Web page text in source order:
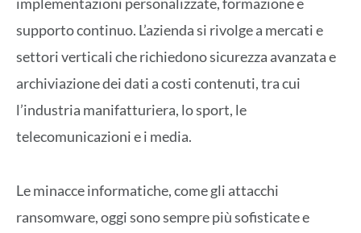
supporto continuo. L’azienda si rivolge a mercati e
settori verticali che richiedono sicurezza avanzata e
archiviazione dei dati a costi contenuti, tra cui
l’industria manifatturiera, lo sport, le
telecomunicazioni e i media.
Le minacce informatiche, come gli attacchi
ransomware, oggi sono sempre più sofisticate e